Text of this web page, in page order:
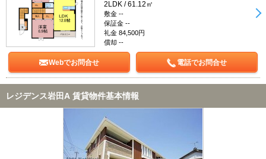
2LDK / 61.12㎡
敷金 --
保証金 --
礼金 84,500円
償却 --
Webでお問合せ 電話でお問合せ
レジデンス岩田A 賃貸物件基本情報